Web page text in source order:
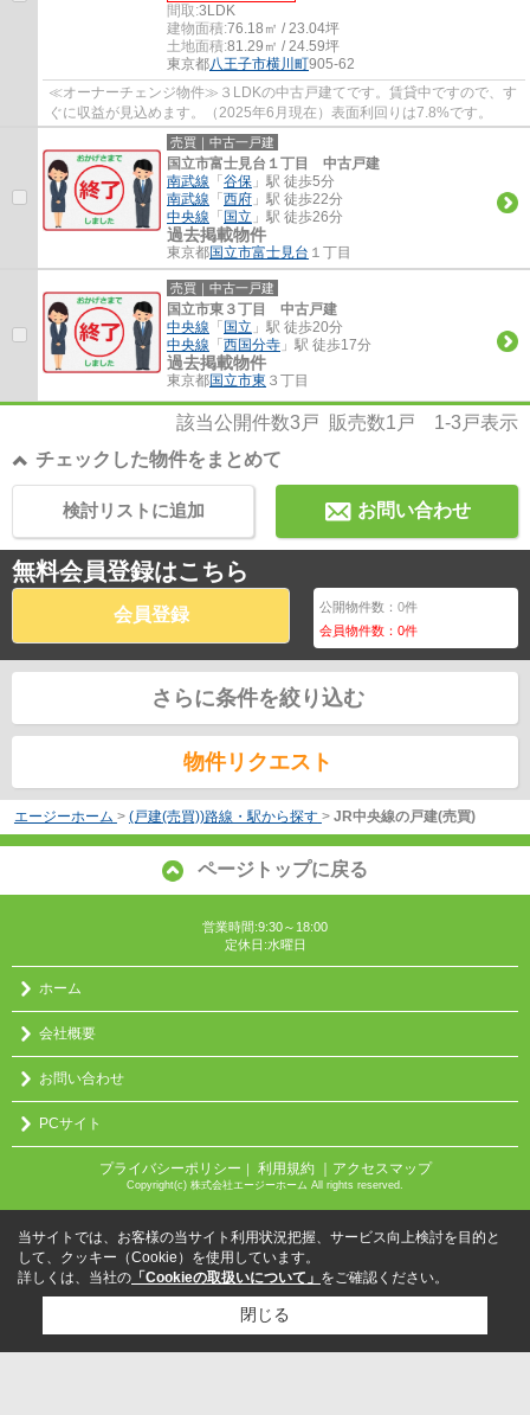
間取:3LDK
建物面積:76.18㎡ / 23.04坪
土地面積:81.29㎡ / 24.59坪
東京都八王子市横川町905-62
≪オーナーチェンジ物件≫３LDKの中古戸建てです。賃貸中ですので、す
ぐに収益が見込めます。（2025年6月現在）表面利回りは7.8%です。
売買｜中古一戸建
国立市富士見台１丁目 中古戸建
南武線 「 谷保 」駅 徒歩5分
南武線 「 西府 」駅 徒歩22分
中央線 「 国立 」駅 徒歩26分
過去掲載物件
東京都国立市富士見台 １丁目
売買｜中古一戸建
国立市東３丁目 中古戸建
中央線 「 国立 」駅 徒歩20分
中央線 「 西国分寺 」駅 徒歩17分
過去掲載物件
東京都国立市東 ３丁目
該当公開件数3 戸 販売数1 戸 1-3 戸表示
チェックした物件をまとめて
お問い合わせ
検討リストに追加
無料会員登録はこちら
会員登録 公開物件数：0件
会員物件数：0件
さらに条件を絞り込む
物件リクエスト
エージーホーム > (戸建(売買))路線・駅から探す > JR中央線の戸建(売買)
ページトップに戻る
営業時間:9:30～18:00
定休日:水曜日
ホーム
会社概要
お問い合わせ
PCサイト
プライバシーポリシー ｜ 利用規約 ｜アクセスマップ
Copyright(c) 株式会社エージーホーム All rights reserved.
当サイトでは、お客様の当サイト利用状況把握、サービス向上検討を目的と
して、クッキー（Cookie）を使用しています。
詳しくは、当社の 「Cookieの取扱いについて」 をご確認ください。
閉じる